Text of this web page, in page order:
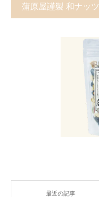
蒲原屋謹製 和ナッツ
最近の記事